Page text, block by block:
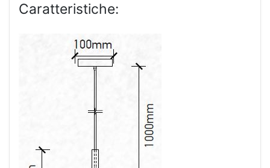
Caratteristiche: